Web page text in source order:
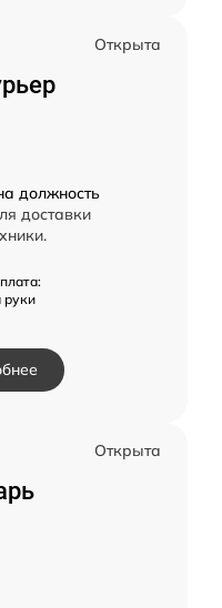
Открыта
должность
доставки
руки
Открыта